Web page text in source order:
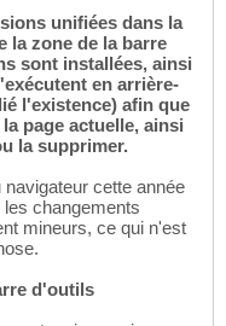
unifiées dans la
la zone de la barre
sont installées, ainsi
en arrière-
l'existence) afin que
page actuelle, ainsi
la supprimer.
cette année
changements
mineurs, ce qui n'est
d'outils